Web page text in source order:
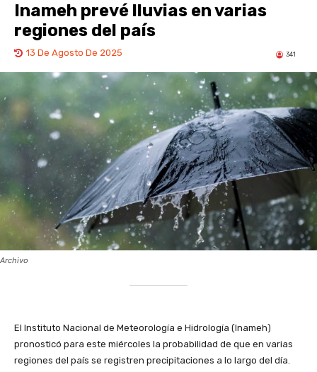
Inameh prevé lluvias en varias
regiones del país
13 De Agosto De 2025 341
Archivo
‎El Instituto Nacional de Meteorología e Hidrología (Inameh)
pronosticó para este miércoles la probabilidad de que en varias
regiones del país se registren precipitaciones a lo largo del día.